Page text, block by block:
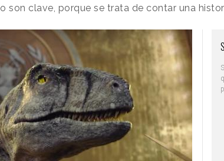
son clave, porque se trata de contar una